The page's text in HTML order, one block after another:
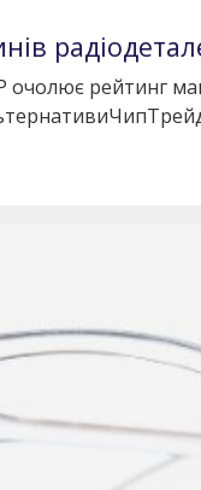
очолює рейтинг